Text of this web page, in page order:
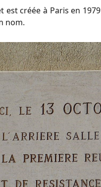
est créée à Paris en
nom.